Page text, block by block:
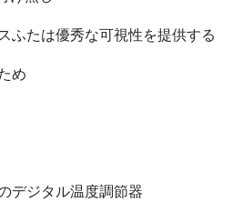
ふたは優秀な可視性を提供する
め
デジタル温度調節器